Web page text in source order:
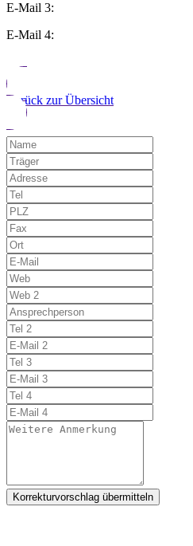
E-Mail 3:
E-Mail 4:
Zurück zur Übersicht
Korrekturvorschlag übermitteln